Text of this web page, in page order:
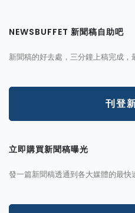
NEWSBUFFET 新聞稿自助吧
新聞稿的好去處，三分鐘上稿完成，
刊登
立即購買新聞稿曝光
發一篇新聞稿透通到各大媒體的最快